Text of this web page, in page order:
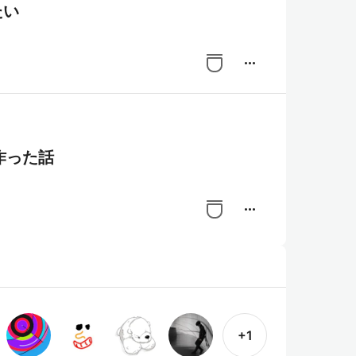
more_horiz
った話
more_horiz
+1